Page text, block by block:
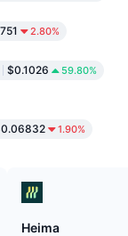
2.80%
$0.1026 59.80%
1.90%
Heima